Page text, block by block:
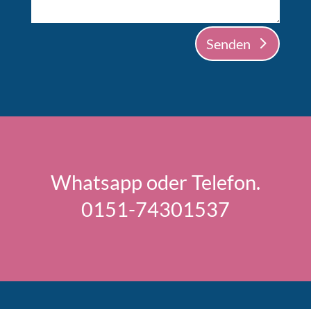
Senden
Whatsapp oder Telefon.
0151-74301537